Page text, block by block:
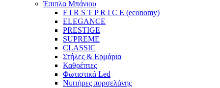
Έπιπλα Μπάνιου
F I R S T P R I C E (economy)
ELEGANCE
PRESTIGE
SUPREME
CLASSIC
Στήλες & Ερμάρια
Καθρέπτες
Φωτιστικά Led
Νιπτήρες πορσελάνης